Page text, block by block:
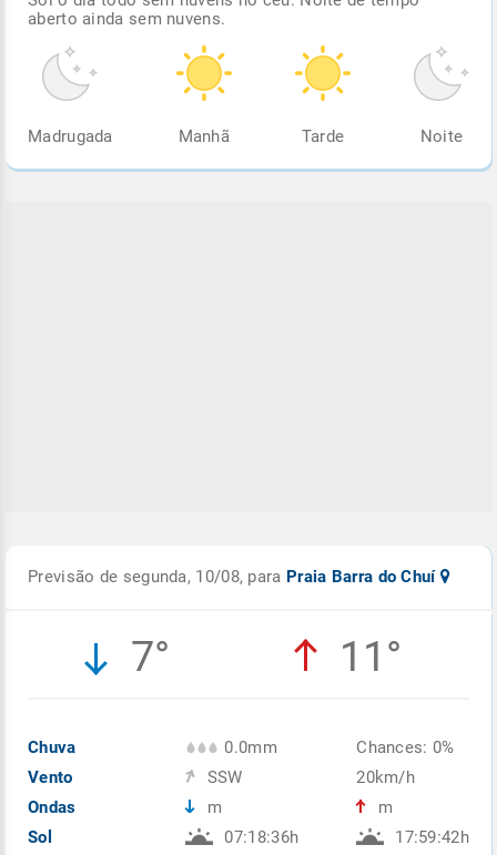
aberto ainda sem nuvens.
Madrugada Manhã Tarde Noite
Previsão de segunda, 10/08, para Praia Barra do Chuí
7° 11°
Chuva
Vento
Ondas
Sol
0.0mm
SSW
m
07:18:36h
Chances: 0%
20km/h
m
17:59:42h